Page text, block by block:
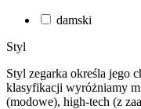
damski
Styl
Styl zegarka określa jego
klasyfikacji wyróżniamy
(modowe), high-tech (z